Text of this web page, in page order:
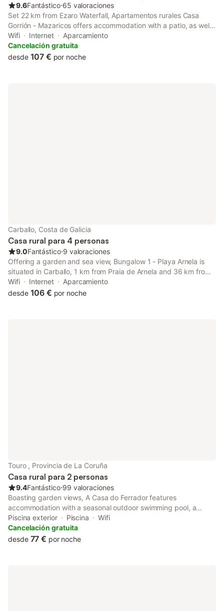
9.6Fantástico⋅65 valoraciones
Set 22 km from Ezaro Waterfall, Apartamentos rurales Casa
Gorrión - Mazaricos offers accommodation with a patio, as well
as a garden and barbecue facilities. There is a private entrance
at the apartment for the convenience of those who stay.
Wifi Internet
Aparcamiento
Cancelación gratuita
desde 107 € por noche
Carballo, Costa de Galicia
Casa rural para 4 personas
9.0Fantástico⋅9 valoraciones
Offering a garden and sea view, Bungalow 1 - Playa Arnela is
situated in Carballo, 1 km from Praia de Arnela and 36 km from
Aquarium Finisterrae. This beachfront property offers access to
free WiFi and free private parking.
Wifi Internet
Aparcamiento
desde 106 € por noche
Touro , Provincia de La Coruña
Casa rural para 2 personas
9.4Fantástico⋅99 valoraciones
Boasting garden views, A Casa do Ferrador features
accommodation with a seasonal outdoor swimming pool, a
garden and barbecue facilities, around 16 km from Santiago de
Compostela Convention Center.
Piscina exterior Piscina
Wifi
Cancelación gratuita
desde 77 € por noche